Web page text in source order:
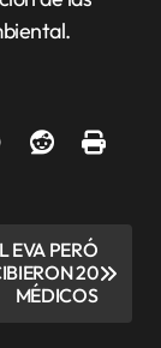
EVA PERÓ
20
MÉDICOS